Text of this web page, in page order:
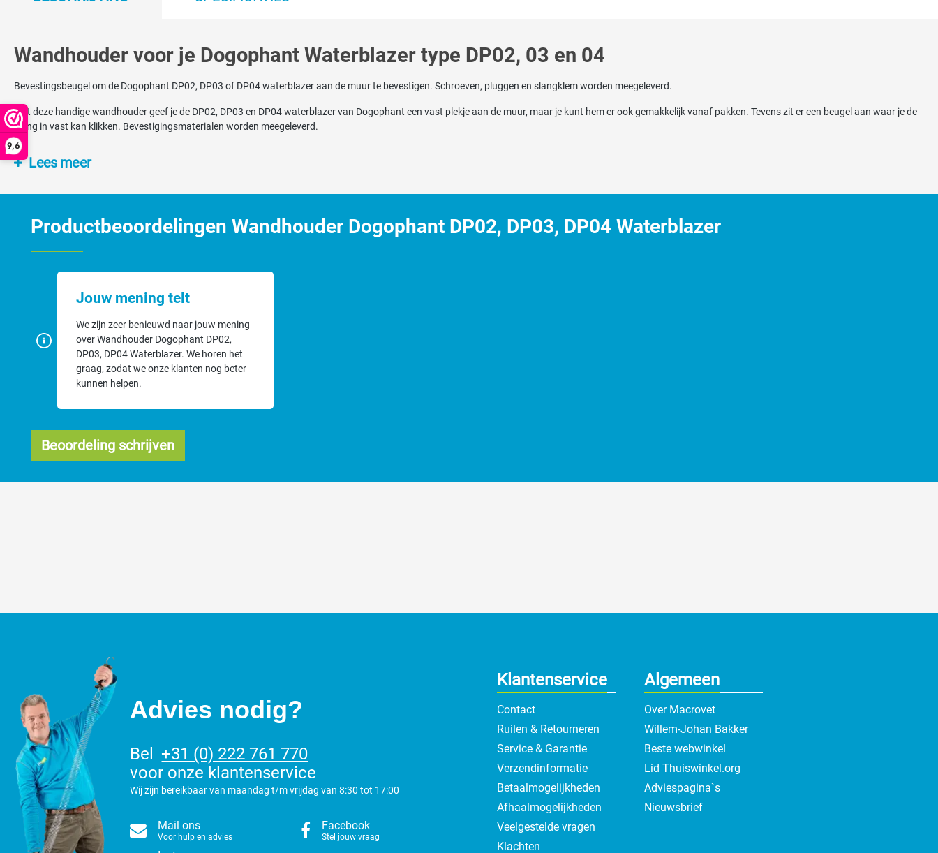
9,6
Wandhouder voor je Dogophant Waterblazer type DP02, 03 en 04
Bevestingsbeugel om de Dogophant DP02, DP03 of DP04 waterblazer aan de muur te bevestigen. Schroeven, pluggen en slangklem worden meegeleverd.
Met deze handige wandhouder geef je de DP02, DP03 en DP04 waterblazer van Dogophant een vast plekje aan de muur, maar je kunt hem er ook gemakkelijk vanaf pakken. Tevens zit er een beugel aan waar je de
slang in vast kan klikken. Bevestigingsmaterialen worden meegeleverd.
Lees meer
Productbeoordelingen Wandhouder Dogophant DP02, DP03, DP04 Waterblazer
Jouw mening telt
We zijn zeer benieuwd naar jouw mening
over Wandhouder Dogophant DP02,
DP03, DP04 Waterblazer. We horen het
graag, zodat we onze klanten nog beter
kunnen helpen.
Beoordeling schrijven
Klantenservice
Contact
Ruilen & Retourneren
Service & Garantie
Verzendinformatie
Betaalmogelijkheden
Afhaalmogelijkheden
Veelgestelde vragen
Klachten
Algemeen
Over Macrovet
Willem-Johan Bakker
Beste webwinkel
Lid Thuiswinkel.org
Adviespagina`s
Nieuwsbrief
Advies nodig?
Bel
+31 (0) 222 761 770
voor onze klantenservice
Wij zijn bereikbaar van maandag t/m vrijdag van 8:30 tot 17:00
Mail ons
Voor hulp en advies
Facebook
Stel jouw vraag